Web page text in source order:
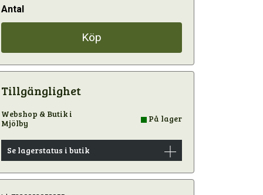
Antal
Köp
Tillgänglighet
Webshop & Butik i
Mjölby
På lager
Se lagerstatus i butik